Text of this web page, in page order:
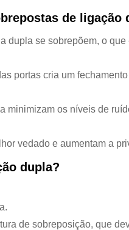
de ligação
dupla se sobrepõem, o
portas cria um
minimizam os níveis de
vedado e aumentam a
dupla?
de sobreposição, que